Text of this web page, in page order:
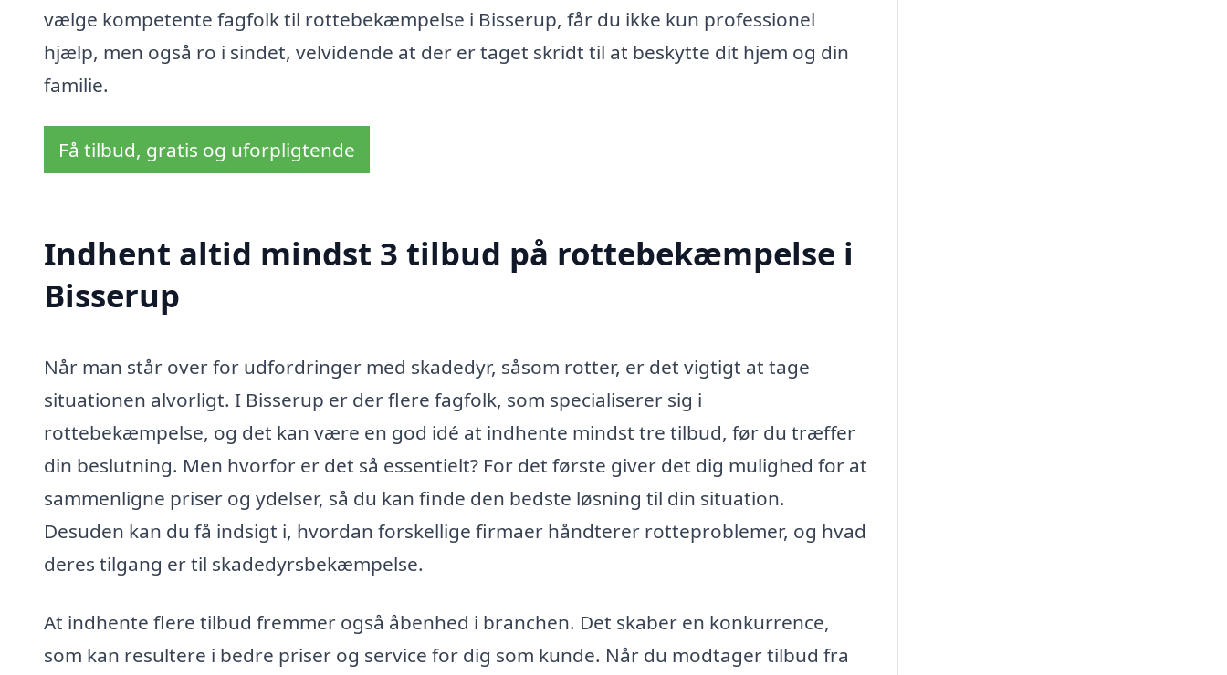
vælge kompetente fagfolk til rottebekæmpelse i Bisserup, får du ikke kun professionel
hjælp, men også ro i sindet, velvidende at der er taget skridt til at beskytte dit hjem og din
familie.
Få tilbud, gratis og uforpligtende
Indhent altid mindst 3 tilbud på rottebekæmpelse i
Bisserup
Når man står over for udfordringer med skadedyr, såsom rotter, er det vigtigt at tage
situationen alvorligt. I Bisserup er der flere fagfolk, som specialiserer sig i
rottebekæmpelse, og det kan være en god idé at indhente mindst tre tilbud, før du træffer
din beslutning. Men hvorfor er det så essentielt? For det første giver det dig mulighed for at
sammenligne priser og ydelser, så du kan finde den bedste løsning til din situation.
Desuden kan du få indsigt i, hvordan forskellige firmaer håndterer rotteproblemer, og hvad
deres tilgang er til skadedyrsbekæmpelse.
At indhente flere tilbud fremmer også åbenhed i branchen. Det skaber en konkurrence,
som kan resultere i bedre priser og service for dig som kunde. Når du modtager tilbud fra